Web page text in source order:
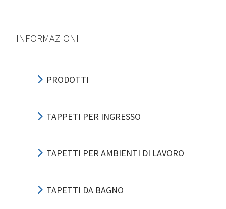
INFORMAZIONI
PRODOTTI
TAPPETI PER INGRESSO
TAPETTI PER AMBIENTI DI LAVORO
TAPETTI DA BAGNO